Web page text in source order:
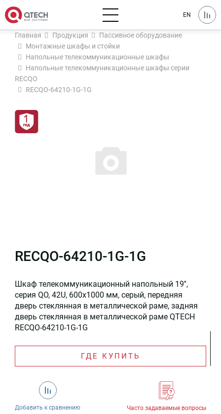
EN
Главная Продукция
Пассивное оборудование
Монтажные шкафы и стойки
Напольные телекоммуникационные шкафы
Напольные телекоммуникационные шкафы серии
RECQO
RECQO-64210-1G-1G
RECQO-64210-1G-1G
Шкаф телекоммуникационный напольный 19'',
серия QO, 42U, 600x1000 мм, серый, передняя
дверь стеклянная в металлической раме, задняя
дверь стеклянная в металлической раме QTECH
RECQO-64210-1G-1G
ГДЕ КУПИТЬ
Добавить к сравнению Часто задаваемые вопросы